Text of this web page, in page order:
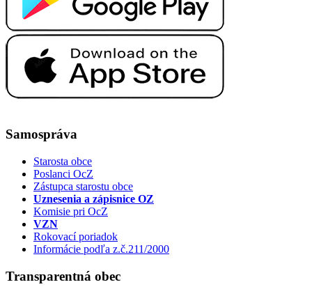
Samospráva
Starosta obce
Poslanci OcZ
Zástupca starostu obce
Uznesenia a zápisnice OZ
Komisie pri OcZ
VZN
Rokovací poriadok
Informácie podľa z.č.211/2000
Transparentná obec